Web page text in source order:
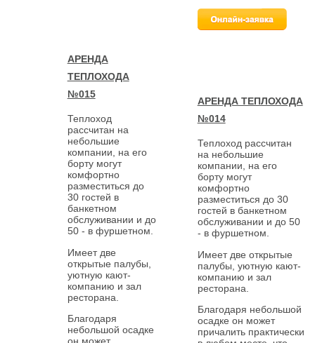
АРЕНДА
ТЕПЛОХОДА
№015
Теплоход
рассчитан на
небольшие
компании, на его
борту могут
комфортно
разместиться до
30 гостей в
банкетном
обслуживании и до
50 - в фуршетном.
Имеет две
открытые палубы,
уютную кают-
компанию и зал
ресторана.
Благодаря
небольшой осадке
АРЕНДА ТЕПЛОХОДА
№014
Теплоход рассчитан
на небольшие
компании, на его
борту могут
комфортно
разместиться до 30
гостей в банкетном
обслуживании и до 50
- в фуршетном.
Имеет две открытые
палубы, уютную кают-
компанию и зал
ресторана.
Благодаря небольшой
осадке он может
причалить практически